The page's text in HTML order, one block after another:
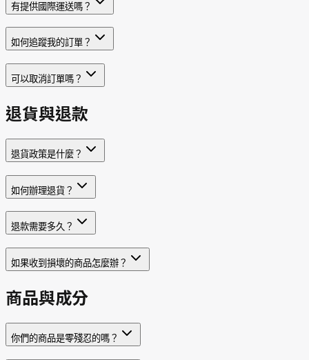
有提供國際運送嗎？
如何追蹤我的訂單？
可以取消訂單嗎？
退貨與退款
退貨政策是什麼？
如何辦理退貨？
退款需要多久？
如果收到損壞的商品怎麼辦？
商品與成分
你們的商品是零殘忍的嗎？